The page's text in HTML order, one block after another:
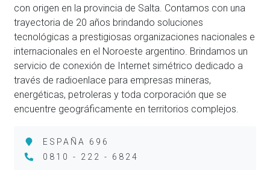
con origen en la provincia de Salta. Contamos con una
trayectoria de 20 años brindando soluciones
tecnológicas a prestigiosas organizaciones nacionales e
internacionales en el Noroeste argentino. Brindamos un
servicio de conexión de Internet simétrico dedicado a
través de radioenlace para empresas mineras,
energéticas, petroleras y toda corporación que se
encuentre geográficamente en territorios complejos.
ESPAÑA 696
0810 - 222 - 6824